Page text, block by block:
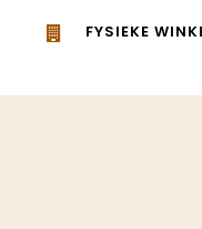
FYSIEKE